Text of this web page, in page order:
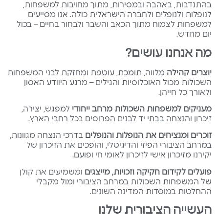
בהתנדבות, באהבה ובמסירות, מתוך מחויבות למשפחות,
לנופלות ולנופלים ולחברה הישראלית כולה. אנו מסייעים
למשפחות לצמוח מתוך הכאב והשבר ולבחור בחיים – בכול
יום מחדש.
מה אנחנו עושים?
יוצרים קהילה מלווה, תומכת, עוטפת ומחזקת לבני המשפחות
השכולות מכול האוכלוסיות והגילים – מרגע היוודע האסון
ולאורך כל חייהן.
מעניקים למשפחות השכולות מרחב ייחודי למפגש, יצירה,
זיכרון והנצחה בבתי יד לבנים הפרוסים בכל רחבי הארץ.
זוכרים ומנציחים את הנופלות והנופלים בדרכי הנצחה מגוונות,
במרחב הציבורי הפיזי והדיגיטלי, והופכים את הזיכרון של
יקירנו מזיכרון אישי לזיכרון לאומי חי ופועם.
פועלים לקידום חקיקה וזכויות, מייצגים ומשמיעים את קולן
של המשפחות השכולות במרחב הציבורי ומול מקבלי
ההחלטות במוסדות המדינה השונים.
העשייה הציבורית שלנו